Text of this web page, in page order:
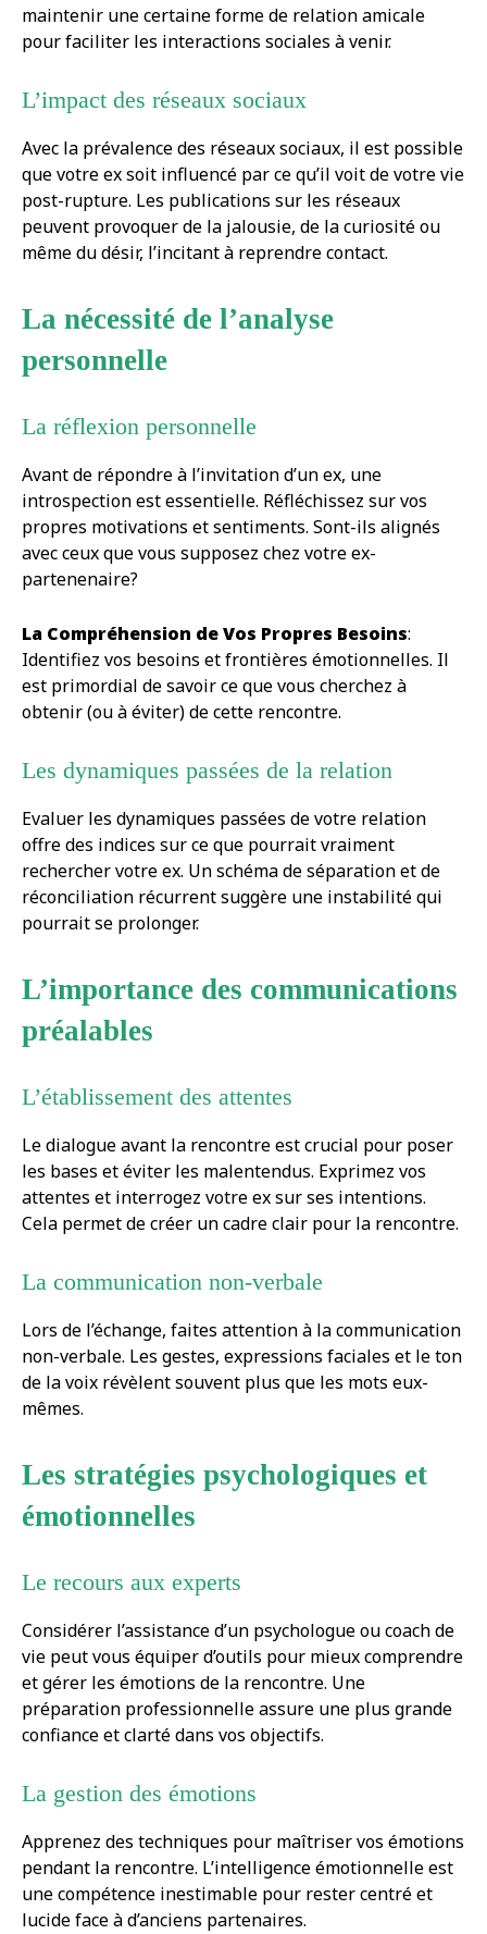
maintenir une certaine forme de relation amicale
pour faciliter les interactions sociales à venir.
L’impact des réseaux sociaux
Avec la prévalence des réseaux sociaux, il est possible
que votre ex soit influencé par ce qu’il voit de votre vie
post-rupture. Les publications sur les réseaux
peuvent provoquer de la jalousie, de la curiosité ou
même du désir, l’incitant à reprendre contact.
La nécessité de l’analyse
personnelle
La réflexion personnelle
Avant de répondre à l’invitation d’un ex, une
introspection est essentielle. Réfléchissez sur vos
propres motivations et sentiments. Sont-ils alignés
avec ceux que vous supposez chez votre ex-
partenenaire?
La Compréhension de Vos Propres Besoins:
Identifiez vos besoins et frontières émotionnelles. Il
est primordial de savoir ce que vous cherchez à
obtenir (ou à éviter) de cette rencontre.
Les dynamiques passées de la relation
Evaluer les dynamiques passées de votre relation
offre des indices sur ce que pourrait vraiment
rechercher votre ex. Un schéma de séparation et de
réconciliation récurrent suggère une instabilité qui
pourrait se prolonger.
L’importance des communications
préalables
L’établissement des attentes
Le dialogue avant la rencontre est crucial pour poser
les bases et éviter les malentendus. Exprimez vos
attentes et interrogez votre ex sur ses intentions.
Cela permet de créer un cadre clair pour la rencontre.
La communication non-verbale
Lors de l’échange, faites attention à la communication
non-verbale. Les gestes, expressions faciales et le ton
de la voix révèlent souvent plus que les mots eux-
mêmes.
Les stratégies psychologiques et
émotionnelles
Le recours aux experts
Considérer l’assistance d’un psychologue ou coach de
vie peut vous équiper d’outils pour mieux comprendre
et gérer les émotions de la rencontre. Une
préparation professionnelle assure une plus grande
confiance et clarté dans vos objectifs.
La gestion des émotions
Apprenez des techniques pour maîtriser vos émotions
pendant la rencontre. L’intelligence émotionnelle est
une compétence inestimable pour rester centré et
lucide face à d’anciens partenaires.